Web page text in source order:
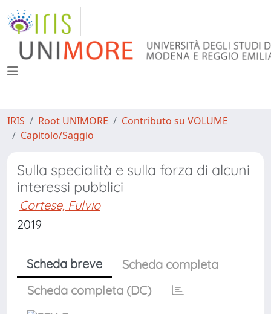
IRIS Root UNIMORE
Contributo su VOLUME
Capitolo/Saggio
Sulla specialità e sulla forza di alcuni
interessi pubblici
Cortese, Fulvio
2019
Scheda breve
Scheda completa
Scheda completa (DC)